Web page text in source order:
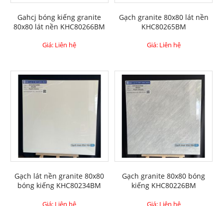
Gahcj bóng kiếng granite
80x80 lát nền KHC80266BM
Giá: Liên hệ
Gạch granite 80x80 lát nền
KHC80265BM
Giá: Liên hệ
Gạch lát nền granite 80x80
bóng kiếng KHC80234BM
Giá: Liên hệ
Gạch granite 80x80 bóng
kiếng KHC80226BM
Giá: Liên hệ